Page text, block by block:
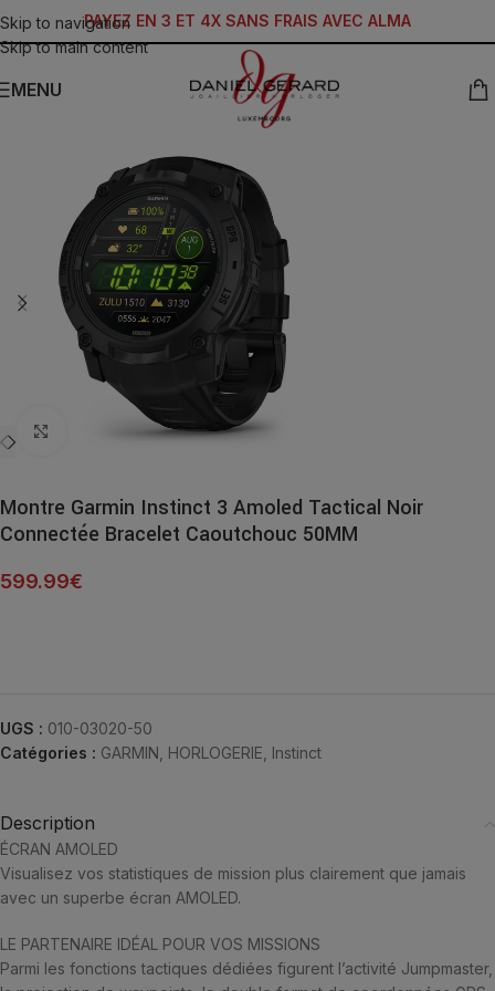
Skip to navigation
Skip to main content
PAYEZ EN 3 ET 4X SANS FRAIS AVEC ALMA
MENU
Click to enlarge
Montre Garmin Instinct 3 Amoled Tactical Noir
Connectée Bracelet Caoutchouc 50MM
599.99€
UGS : 010-03020-50
Catégories : GARMIN HORLOGERIE Instinct
Description
ÉCRAN AMOLED
Visualisez vos statistiques de mission plus clairement que jamais
avec un superbe écran AMOLED.
LE PARTENAIRE IDÉAL POUR VOS MISSIONS
Parmi les fonctions tactiques dédiées figurent l’activité Jumpmaster,